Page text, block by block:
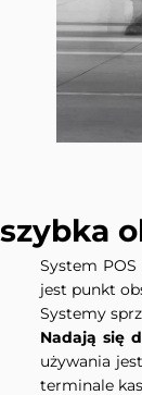
szybka
System
jest punkt
Systemy
Nadają się
używania
terminale